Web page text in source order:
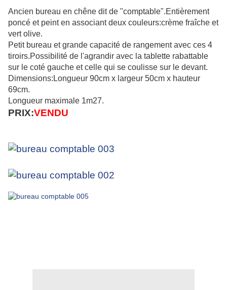
Ancien bureau en chêne dit de "comptable".Entièrement
poncé et peint en associant deux couleurs:crème fraîche et
vert olive.
Petit bureau et grande capacité de rangement avec ces 4
tiroirs.Possibilité de l'agrandir avec la tablette rabattable
sur le coté gauche et celle qui se coulisse sur le devant.
Dimensions:Longueur 90cm x largeur 50cm x hauteur
69cm.
Longueur maximale 1m27.
PRIX:VENDU